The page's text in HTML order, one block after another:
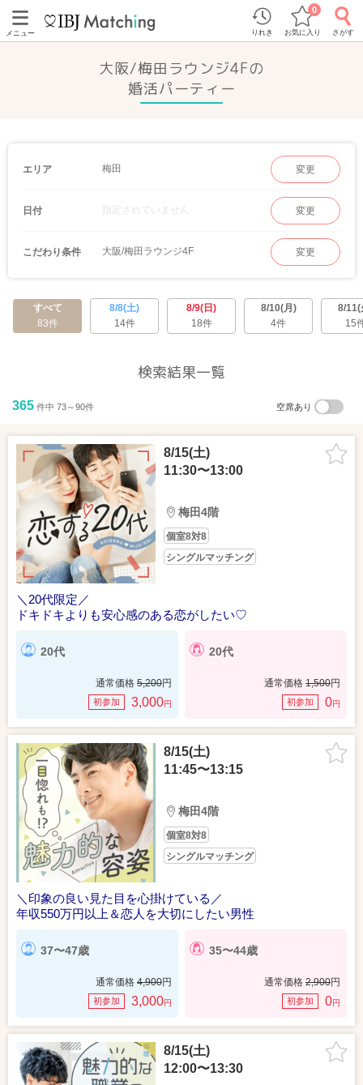
メニュー りれき お気に入り
0
さがす
大阪/梅田ラウンジ4Fの
婚活パーティー
エリア 梅田 変更
日付 指定されていません 変更
こだわり条件 大阪/梅田ラウンジ4F 変更
すべて
83件
8/8(土)
14件
8/9(日)
18件
8/10(月)
4件
8/11(
15
検索結果一覧
365 件中 73～90件 空席あり
8/15(土)
11:30〜13:00
梅田4階
個室8対8
シングルマッチング
＼20代限定／
ドキドキよりも安心感のある恋がしたい♡
20代
通常価格 5,200円
初参加 3,000円
20代
通常価格 1,500円
初参加 0円
8/15(土)
11:45〜13:15
梅田4階
個室8対8
シングルマッチング
＼印象の良い見た目を心掛けている／
年収550万円以上＆恋人を大切にしたい男性
37〜47歳
通常価格 4,900円
初参加 3,000円
35〜44歳
通常価格 2,900円
初参加 0円
8/15(土)
12:00〜13:30